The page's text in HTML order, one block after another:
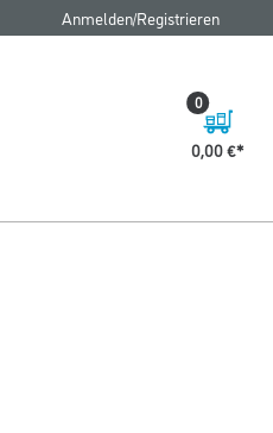
Anmelden/Registrieren
0,00 €
0